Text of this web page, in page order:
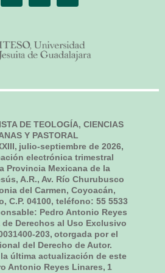
DE TEOLOGÍA, CIENCIAS
Y PASTORAL
julio-septiembre de 2026,
electrónica trimestral
Provincia Mexicana de la
A.R., Av. Río Churubusco
del Carmen, Coyoacán,
C.P. 04100, teléfono: 55 5533
Pedro Antonio Reyes
de Derechos al Uso Exclusivo
203, otorgada por el
del Derecho de Autor.
última actualización de este
Antonio Reyes Linares, 1